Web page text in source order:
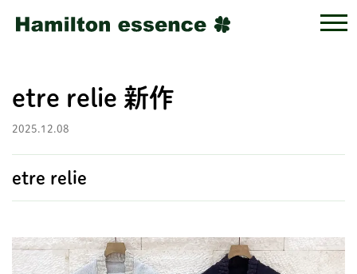
etre relie 新作
2025.12.08
etre relie